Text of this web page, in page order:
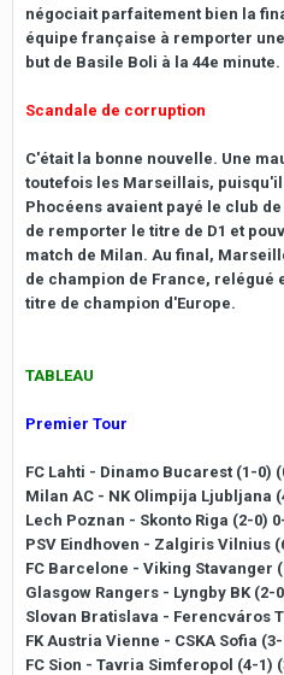
négociait parfaitement bien la
équipe française à remporter
but de Basile Boli à la 44e minute.
Scandale de corruption
C'était la bonne nouvelle. Une
toutefois les Marseillais,
Phocéens avaient payé le club
de remporter le titre de D1 et
match de Milan. Au final,
de champion de France, relégué
titre de champion d'Europe.
TABLEAU
Premier Tour
FC Lahti - Dinamo Bucarest (1-0)
Milan AC - NK Olimpija Ljubljana
Lech Poznan - Skonto Riga (2-0)
PSV Eindhoven - Zalgiris Vilnius
FC Barcelone - Viking Stavanger
Glasgow Rangers - Lyngby BK (2-
Slovan Bratislava - Ferencváros
FK Austria Vienne - CSKA Sofia
FC Sion - Tavria Simferopol (4-1)